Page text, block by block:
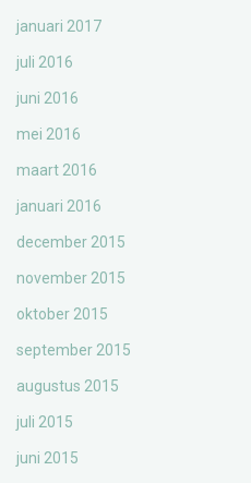
januari 2017
juli 2016
juni 2016
mei 2016
maart 2016
januari 2016
december 2015
november 2015
oktober 2015
september 2015
augustus 2015
juli 2015
juni 2015